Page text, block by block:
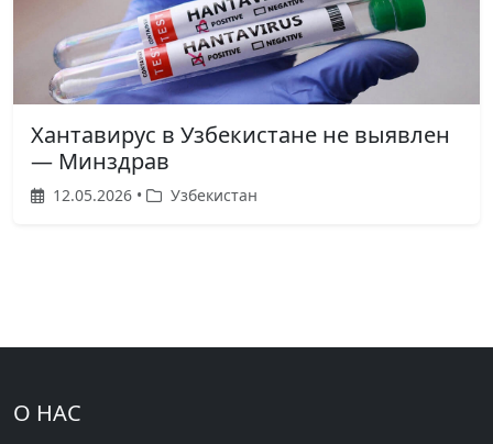
Хантавирус в Узбекистане не выявлен
— Минздрав
12.05.2026 • Узбекистан
О НАС